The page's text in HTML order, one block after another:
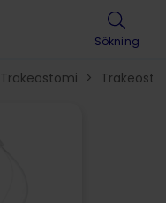
Sökning
Trakeostomi >